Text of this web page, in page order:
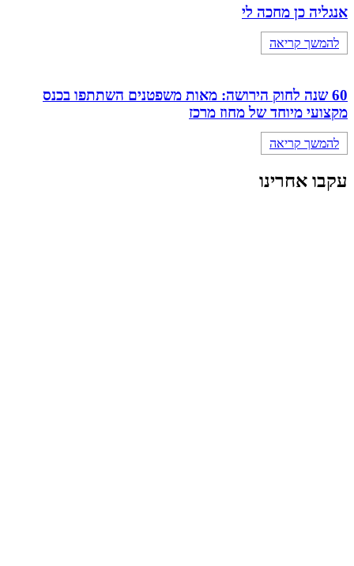
אנגליה כן מחכה לי
להמשך קריאה
60 שנה לחוק הירושה: מאות משפטנים השתתפו בכנס
מקצועי מיוחד של מחוז מרכז
להמשך קריאה
עקבו אחרינו